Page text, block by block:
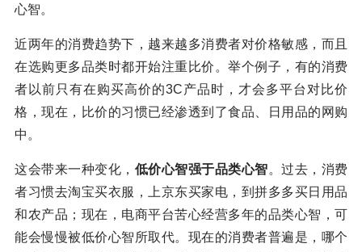
心智。
近两年的消费趋势下，越来越多消费者对价格敏感，而且
在选购更多品类时都开始注重比价。举个例子，有的消费
者以前只有在购买高价的3C产品时，才会多平台对比价
格，现在，比价的习惯已经渗透到了食品、日用品的网购
中。
这会带来一种变化， 低价心智强于品类心智。过去，消费
者习惯去淘宝买衣服，上京东买家电，到拼多多买日用品
和农产品；现在，电商平台苦心经营多年的品类心智，可
能会慢慢被低价心智所取代。现在的消费者普遍是，哪个